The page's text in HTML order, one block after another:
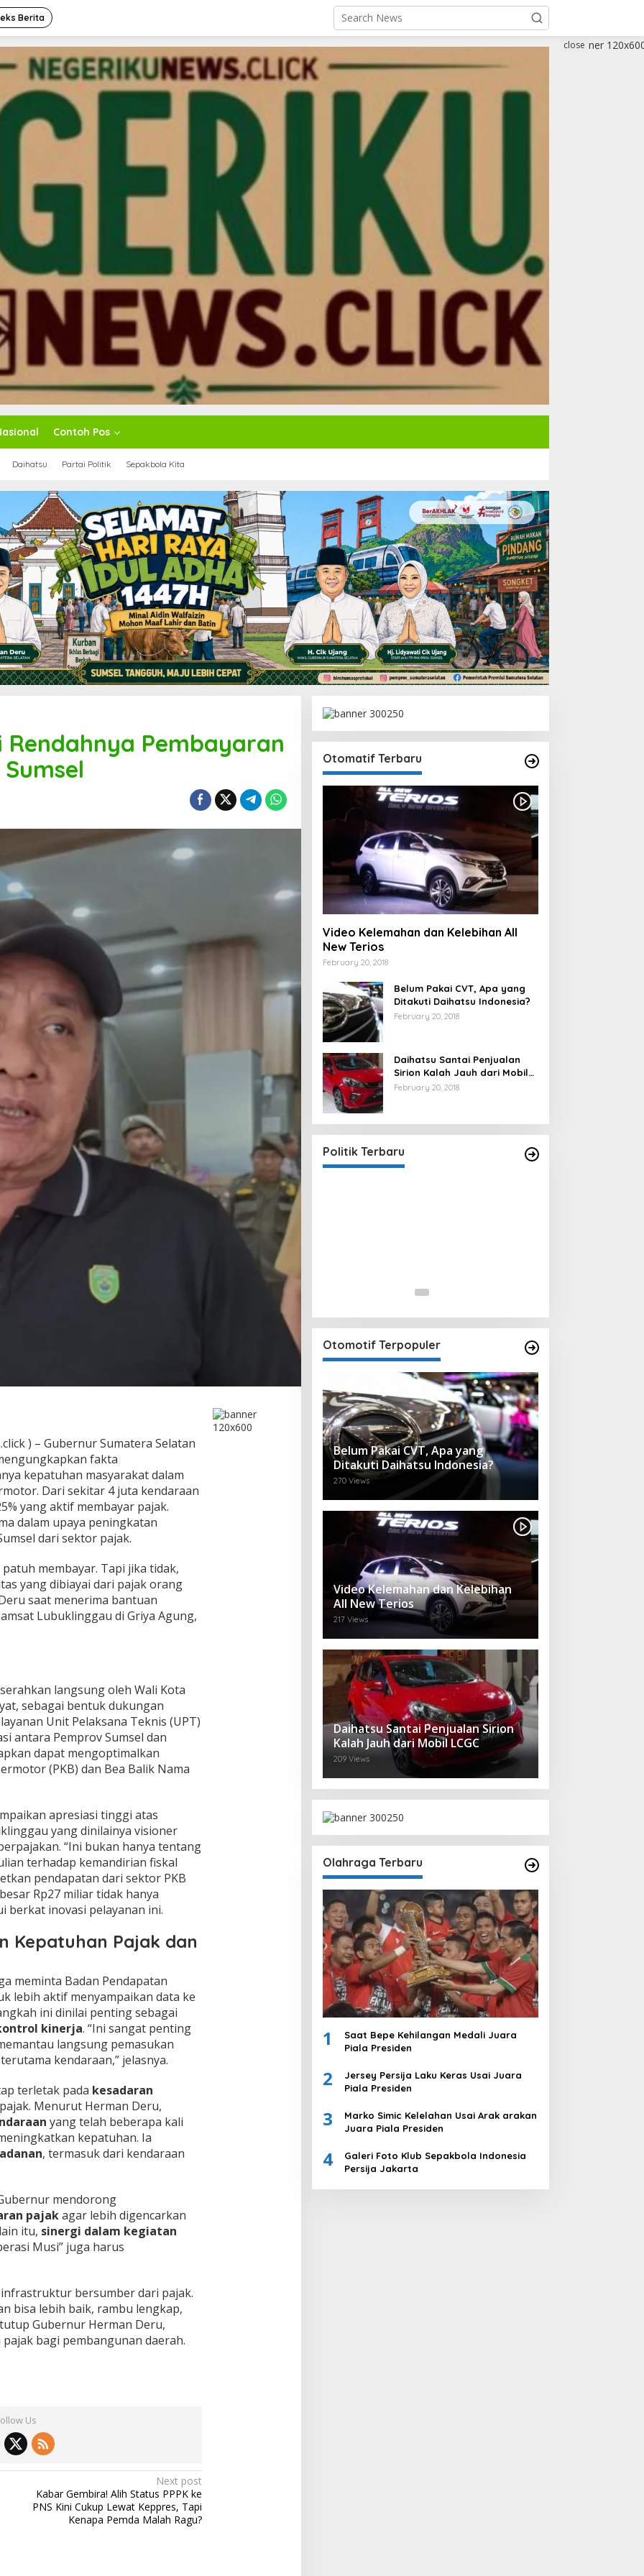
Berita
Contoh Pos
Daihatsu Partai Politik Sepakbola Kita
close
Rendahnya Pembayaran
) – Gubernur Sumatera Selatan
fakta
kepatuhan masyarakat dalam
Dari sekitar 4 juta kendaraan
yang aktif membayar pajak.
dalam upaya peningkatan
dari sektor pajak.
membayar. Tapi jika tidak,
yang dibiayai dari pajak orang
saat menerima bantuan
Lubuklinggau di Griya Agung,
langsung oleh Wali Kota
sebagai bentuk dukungan
Unit Pelaksana Teknis (UPT)
antara Pemprov Sumsel dan
dapat mengoptimalkan
(PKB) dan Bea Balik Nama
apresiasi tinggi atas
yang dinilainya visioner
“Ini bukan hanya tentang
terhadap kemandirian fiskal
pendapatan dari sektor PKB
Rp27 miliar tidak hanya
berkat inovasi pelayanan ini.
Kepatuhan Pajak dan
meminta Badan Pendapatan
lebih aktif menyampaikan data ke
ini dinilai penting sebagai
kinerja. “Ini sangat penting
langsung pemasukan
kendaraan,” jelasnya.
terletak pada kesadaran
Menurut Herman Deru,
yang telah beberapa kali
kepatuhan. Ia
, termasuk dari kendaraan
mendorong
pajakagar lebih digencarkan
itu, sinergi dalam kegiatan
Musi” juga harus
bersumber dari pajak.
bisa lebih baik, rambu lengkap,
Gubernur Herman Deru,
bagi pembangunan daerah.
Us
Next post
Kabar Gembira! Alih Status PPPK ke
PNS Kini Cukup Lewat Keppres, Tapi
Kenapa Pemda Malah Ragu?
Otomatif Terbaru
Video Kelemahan dan Kelebihan All
New Terios
February 20, 2018
Belum Pakai CVT, Apa yang
Ditakuti Daihatsu Indonesia?
February 20, 2018
Daihatsu Santai Penjualan
Sirion Kalah Jauh dari Mobil
LCGC
February 20, 2018
Politik Terbaru
Ini Dia Hubungan Partai Garuda
In Berita, Politik
Strategi PPP Menangkan Duet
Ganjar dan Gus Yasin
In Berita, Politik |
Otomotif Terpopuler
Belum Pakai CVT, Apa yang
Ditakuti Daihatsu Indonesia?
270 Views
Video Kelemahan dan Kelebihan
All New Terios
217 Views
Daihatsu Santai Penjualan Sirion
Kalah Jauh dari Mobil LCGC
209 Views
Olahraga Terbaru
1
Saat Bepe Kehilangan Medali Juara
Piala Presiden
2
Jersey Persija Laku Keras Usai Juara
Piala Presiden
3
Marko Simic Kelelahan Usai Arak arakan
Juara Piala Presiden
4
Galeri Foto Klub Sepakbola Indonesia
Persija Jakarta